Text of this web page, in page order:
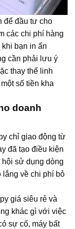
để đầu tư cho
các chi phí hàng
bạn in ấn
cần phải lưu ý
thay thế linh
số tiền kha
doanh
chỉ giao động từ
đã tạo điều kiện
sử dụng dòng
lắng về chi phí bỏ
giá siêu rẻ và
khác gì với việc
sự cố, máy bất